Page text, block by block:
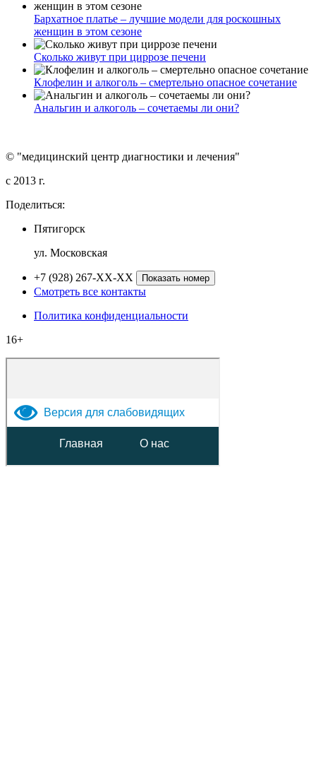
Бархатное платье – лучшие модели для роскошных
женщин в этом сезоне
Сколько живут при циррозе печени
Клофелин и алкоголь – смертельно опасное сочетание
Анальгин и алкоголь – сочетаемы ли они?
© "медицинский центр диагностики и лечения"
c 2013 г.
Поделиться:
Пятигорск
ул. Московская
+7 (928) 267-XX-XX Показать номер
Смотреть все контакты
Политика конфиденциальности
16+